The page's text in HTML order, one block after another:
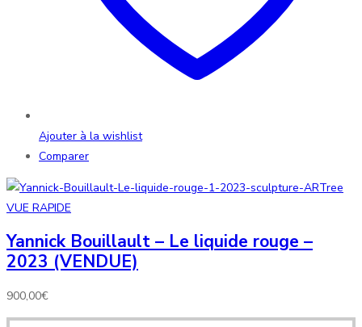
Ajouter à la wishlist
Comparer
VUE RAPIDE
Yannick Bouillault – Le liquide rouge –
2023 (VENDUE)
900,00€